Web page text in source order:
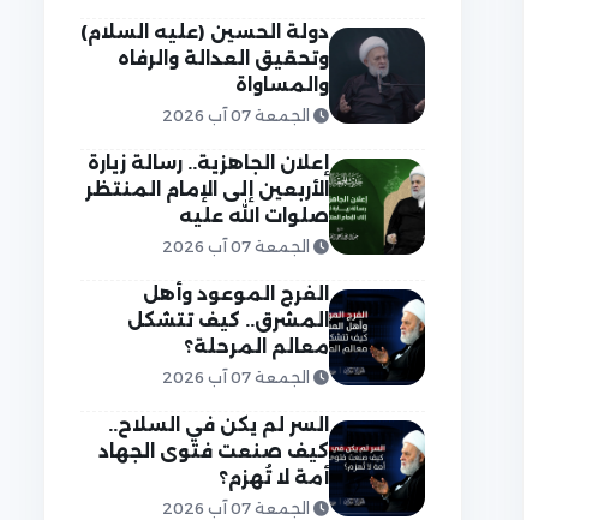
دولة الحسين (عليه السلام)
وتحقيق العدالة والرفاه
والمساواة
الجمعة 07 آب 2026
إعلان الجاهزية.. رسالة زيارة
الأربعين إلى الإمام المنتظر
صلوات الله عليه
الجمعة 07 آب 2026
الفرج الموعود وأهل
المشرق.. كيف تتشكل
معالم المرحلة؟
الجمعة 07 آب 2026
السر لم يكن في السلاح..
كيف صنعت فتوى الجهاد
أمة لا تُهزم؟
الجمعة 07 آب 2026